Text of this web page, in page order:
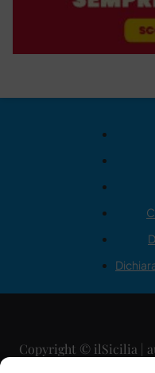
Copyright © ilSicilia |